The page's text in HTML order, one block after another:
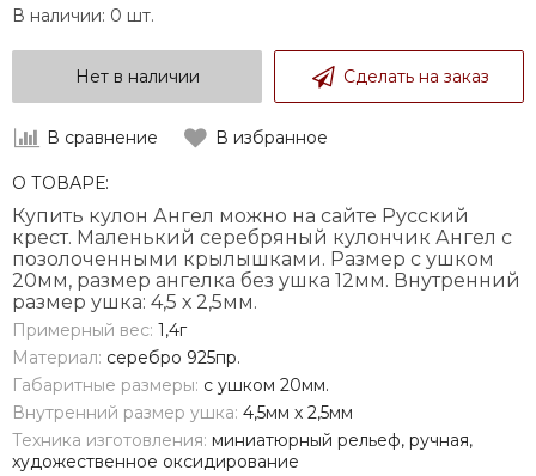
В наличии: 0 шт.
Нет в наличии Сделать на заказ
В сравнение В избранное
О ТОВАРЕ:
Купить кулон Ангел можно на сайте Русский
крест. Маленький серебряный кулончик Ангел с
позолоченными крылышками. Размер с ушком
20мм, размер ангелка без ушка 12мм. Внутренний
размер ушка: 4,5 х 2,5мм.
Примерный вес: 1,4г
Материал: серебро 925пр.
Габаритные размеры: с ушком 20мм.
Внутренний размер ушка: 4,5мм х 2,5мм
Техника изготовления: миниатюрный рельеф, ручная,
художественное оксидирование